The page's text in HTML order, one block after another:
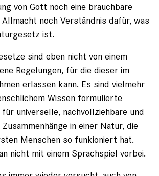
von Gott noch eine brauchbare
noch Verständnis dafür, was
ist.
sind eben nicht von einem
Regelungen, für die dieser im
erlassen kann. Es sind vielmehr
Wissen formulierte
universelle, nachvollziehbare und
in einer Natur, die
Menschen so funkioniert hat.
nicht mit einem Sprachspiel vorbei.